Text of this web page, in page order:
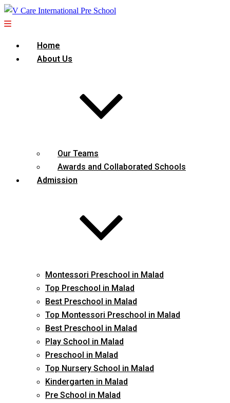
Home
About Us
Our Teams
Awards and Collaborated Schools
Admission
Montessori Preschool in Malad
Top Preschool in Malad
Best Preschool in Malad
Top Montessori Preschool in Malad
Best Preschool in Malad
Play School in Malad
Preschool in Malad
Top Nursery School in Malad
Kindergarten in Malad
Pre School in Malad